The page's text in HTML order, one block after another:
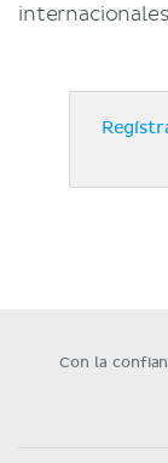
Con la